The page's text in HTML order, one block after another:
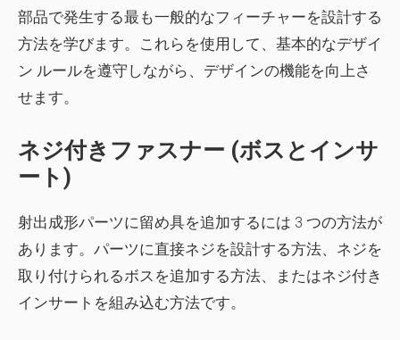
部品で発生する最も一般的なフィーチャーを設計する
方法を学びます。これらを使用して、基本的なデザイ
ン ルールを遵守しながら、デザインの機能を向上さ
せます。
ネジ付きファスナー (ボスとインサ
ート)
射出成形パーツに留め具を追加するには 3 つの方法が
あります。パーツに直接ネジを設計する方法、ネジを
取り付けられるボスを追加する方法、またはネジ付き
インサートを組み込む方法です。